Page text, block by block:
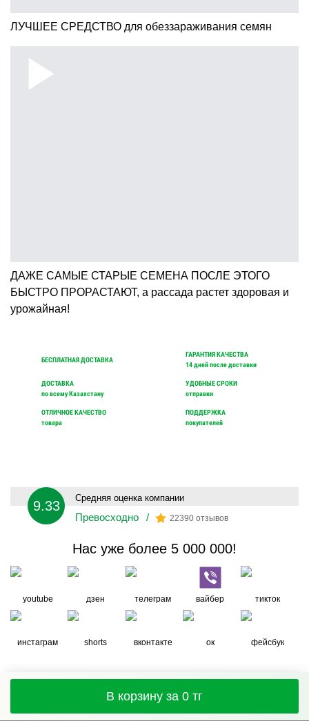
В корзину за 0 тг
ЛУЧШЕЕ СРЕДСТВО для обеззараживания семян
ДАЖЕ САМЫЕ СТАРЫЕ СЕМЕНА ПОСЛЕ ЭТОГО
БЫСТРО ПРОРАСТАЮТ, а рассада растет здоровая и
урожайная!
БЕСПЛАТНАЯ ДОСТАВКА
ГАРАНТИЯ КАЧЕСТВА
14 дней после доставки
ДОСТАВКА
по всему Казахстану
УДОБНЫЕ СРОКИ
отправки
ОТЛИЧНОЕ КАЧЕСТВО
товара
ПОДДЕРЖКА
покупателей
9.33
Средняя оценка компании
Превосходно / 22390 отзывов
Нас уже более 5 000 000!
youtube дзен телеграм вайбер тикток
инстаграм shorts вконтакте ок фейсбук